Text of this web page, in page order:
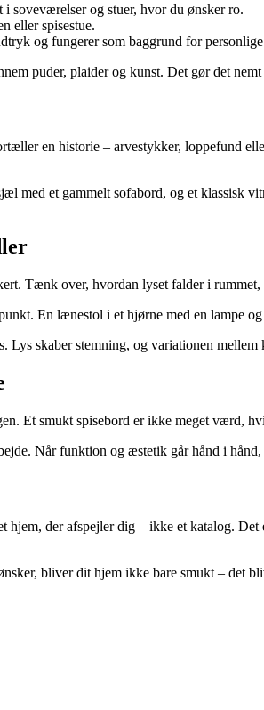
soveværelser og stuer, hvor du ønsker ro.
eller spisestue.
og fungerer som baggrund for
puder, plaider og kunst. Det gør det
en historie – arvestykker, loppefund
med et gammelt sofabord, og et klassisk
Tænk over, hvordan lyset falder i
En lænestol i et hjørne med en lampe
skaber stemning, og variationen
Et smukt spisebord er ikke meget værd,
Når funktion og æstetik går hånd i
der afspejler dig – ikke et katalog.
bliver dit hjem ikke bare smukt – det